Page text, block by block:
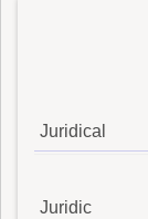
Juridical
Juridic